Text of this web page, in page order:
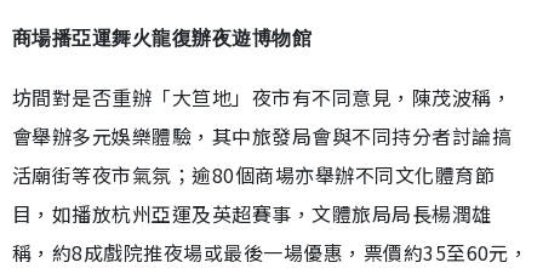
商場播亞運舞火龍復辦夜遊博物館
坊間對是否重辦「大笪地」夜市有不同意見，陳茂波稱，
會舉辦多元娛樂體驗，其中旅發局會與不同持分者討論搞
活廟街等夜市氣氛；逾80個商場亦舉辦不同文化體育節
目，如播放杭州亞運及英超賽事，文體旅局局長楊潤雄
稱，約8成戲院推夜場或最後一場優惠，票價約35至60元，